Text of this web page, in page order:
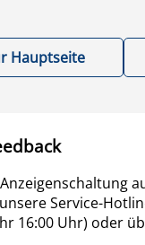
Hauptseite
Service-
16:00 Uhr) oder